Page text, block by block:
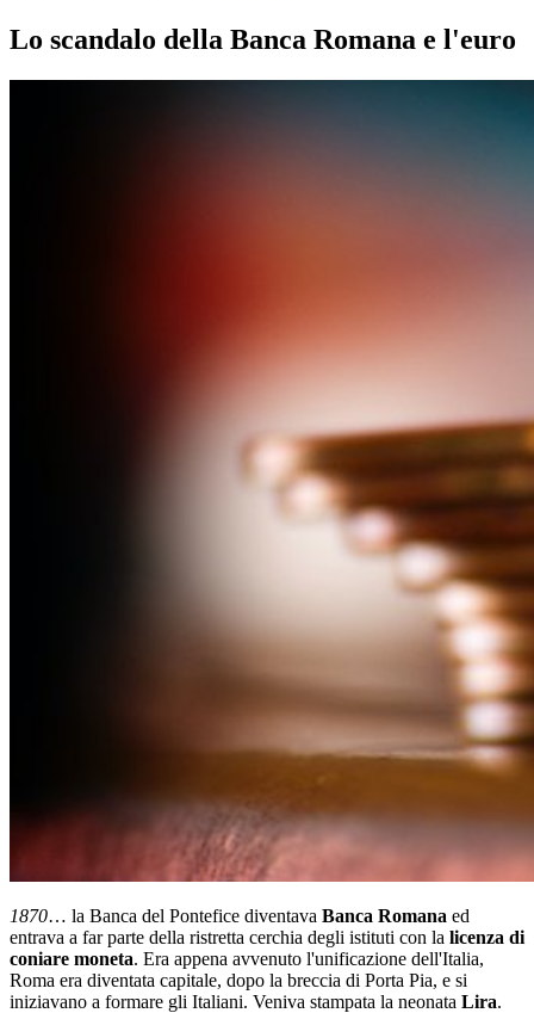
Lo scandalo della Banca Romana e l'euro
1870… la Banca del Pontefice diventava Banca Romana ed
entrava a far parte della ristretta cerchia degli istituti con la licenza di
coniare moneta. Era appena avvenuto l'unificazione dell'Italia,
Roma era diventata capitale, dopo la breccia di Porta Pia, e si
iniziavano a formare gli Italiani. Veniva stampata la neonata Lira.